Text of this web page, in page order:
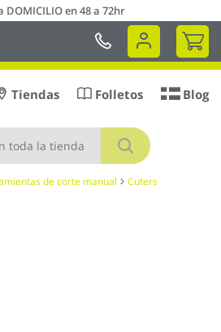
DOMICILIO en 48 a 72hr
Mi
Buscar
Tiendas Folletos Blog
de corte manual Cuters